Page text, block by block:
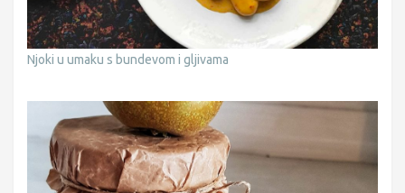
Njoki u umaku s bundevom i gljivama